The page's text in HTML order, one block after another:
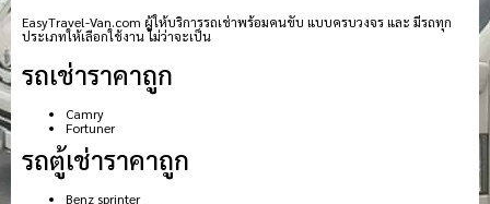
EasyTravel-Van.com ผู้ให้บริการรถเช่าพร้อมคนขับ แบบครบวงจร และ มีรถทุก
ประเภทให้เลือกใช้งาน ไม่ว่าจะเป็น
รถเช่าราคาถูก
Camry
Fortuner
รถตู้เช่าราคาถูก
Benz sprinter